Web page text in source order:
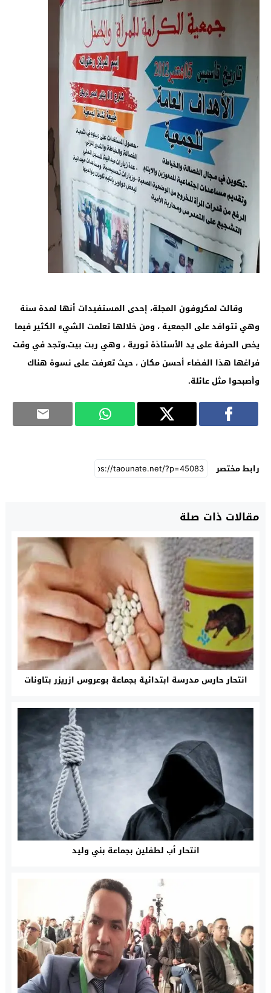
وقالت لمكروفون المجلة، إحدى المستفيدات أنها لمدة سنة
وهي تتوافد على الجمعية ، ومن خلالها تعلمت الشيء الكثير فيما
يخص الحرفة على يد الأستاذة تورية ، وهي ربت بيت،وتجد في وقت
فراغها هذا الفضاء أحسن مكان ، حيث تعرفت على نسوة هناك
وأصبحوا مثل عائلة.
رابط مختصر
مقالات ذات صلة
انتحار حارس مدرسة ابتدائية بجماعة بوعروس ازريزر بتاونات
انتحار أب لطفلين بجماعة بني وليد